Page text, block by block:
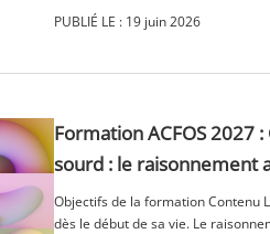
PUBLIÉ LE : 19 juin 2026
Formation ACFOS 2027
sourd : le raisonnement
Objectifs de la formation Contenu
dès le début de sa vie. Le